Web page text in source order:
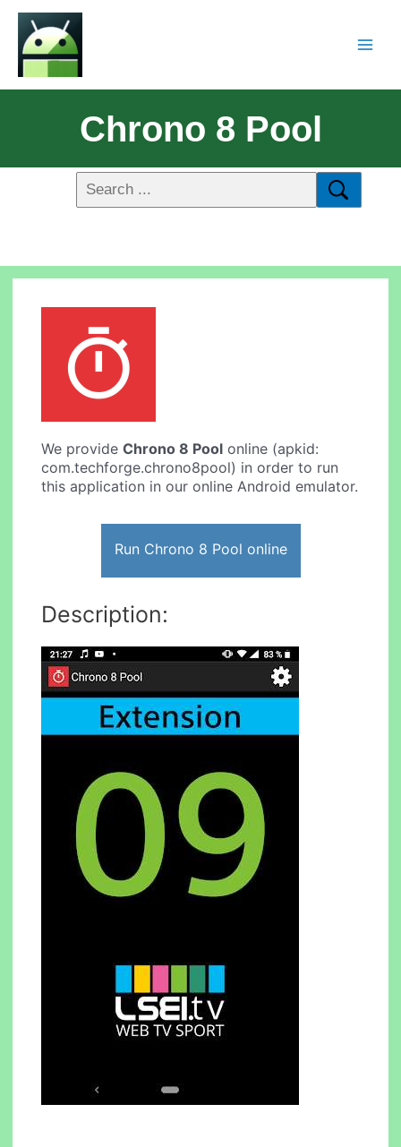
Chrono 8 Pool
We provideChrono 8 Pool online (apkid:
com.techforge.chrono8pool) in order to run
this application in our online Android emulator.
Run Chrono 8 Pool online
Description: